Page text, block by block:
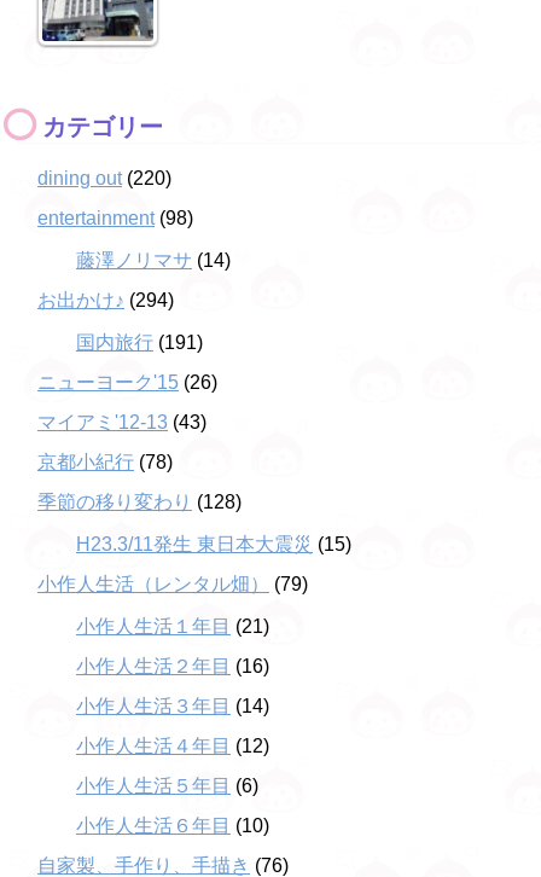
カテゴリー
dining out(220)
entertainment(98)
藤澤ノリマサ (14)
お出かけ♪ (294)
国内旅行 (191)
ニューヨーク'15 (26)
マイアミ'12-13 (43)
京都小紀行 (78)
季節の移り変わり (128)
H23.3/11発生 東日本大震災 (15)
小作人生活（レンタル畑）
(79)
小作人生活１年目 (21)
小作人生活２年目 (16)
小作人生活３年目 (14)
小作人生活４年目 (12)
小作人生活５年目 (6)
小作人生活６年目 (10)
自家製、手作り、手描き (76)